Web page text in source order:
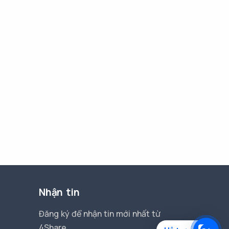
Nhận tin
Đăng ký để nhận tin mới nhất từ